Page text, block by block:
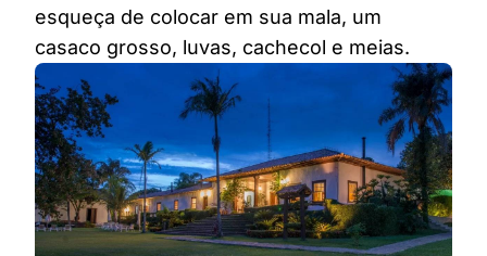
esqueça de colocar em sua mala, um
casaco grosso, luvas, cachecol e meias.